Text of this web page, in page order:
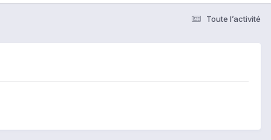
Toute l’activité